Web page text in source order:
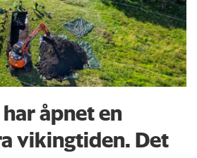
åpnet en
vikingtiden. Det